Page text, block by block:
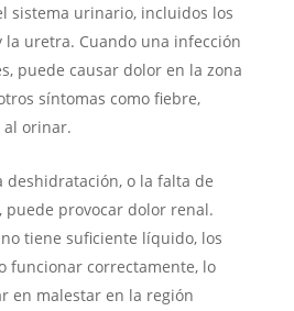
sistema urinario, incluidos los
la uretra. Cuando una infección
puede causar dolor en la zona
síntomas como fiebre,
al orinar.
deshidratación, o la falta de
puede provocar dolor renal.
tiene suficiente líquido, los
funcionar correctamente, lo
en malestar en la región